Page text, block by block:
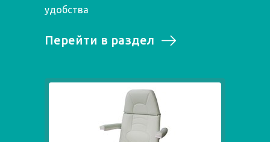
удобства
Перейти в раздел